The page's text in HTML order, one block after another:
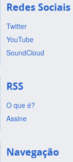
Redes Sociais
Twitter
YouTube
SoundCloud
RSS
O que é?
Assine
Navegação